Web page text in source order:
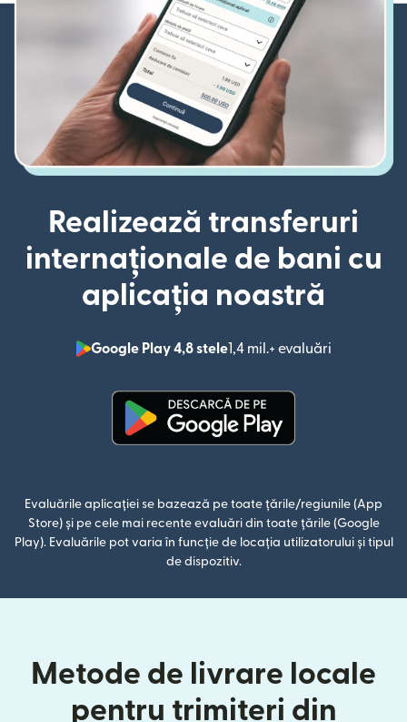
Realizează transferuri
internaționale de bani cu
aplicația noastră
Google Play 4,8 stele1,4 mil.+ evaluări
(se
Evaluările aplicației se bazează pe toate țările/regiunile (App
Store) și pe cele mai recente evaluări din toate țările (Google
Play). Evaluările pot varia în funcție de locația utilizatorului și tipul
de dispozitiv.
Metode de livrare locale
pentru trimiteri din